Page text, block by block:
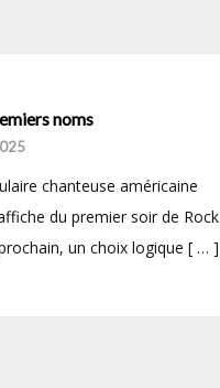
noms
chanteuse américaine
du premier soir de Rock
un choix logique [ … ]